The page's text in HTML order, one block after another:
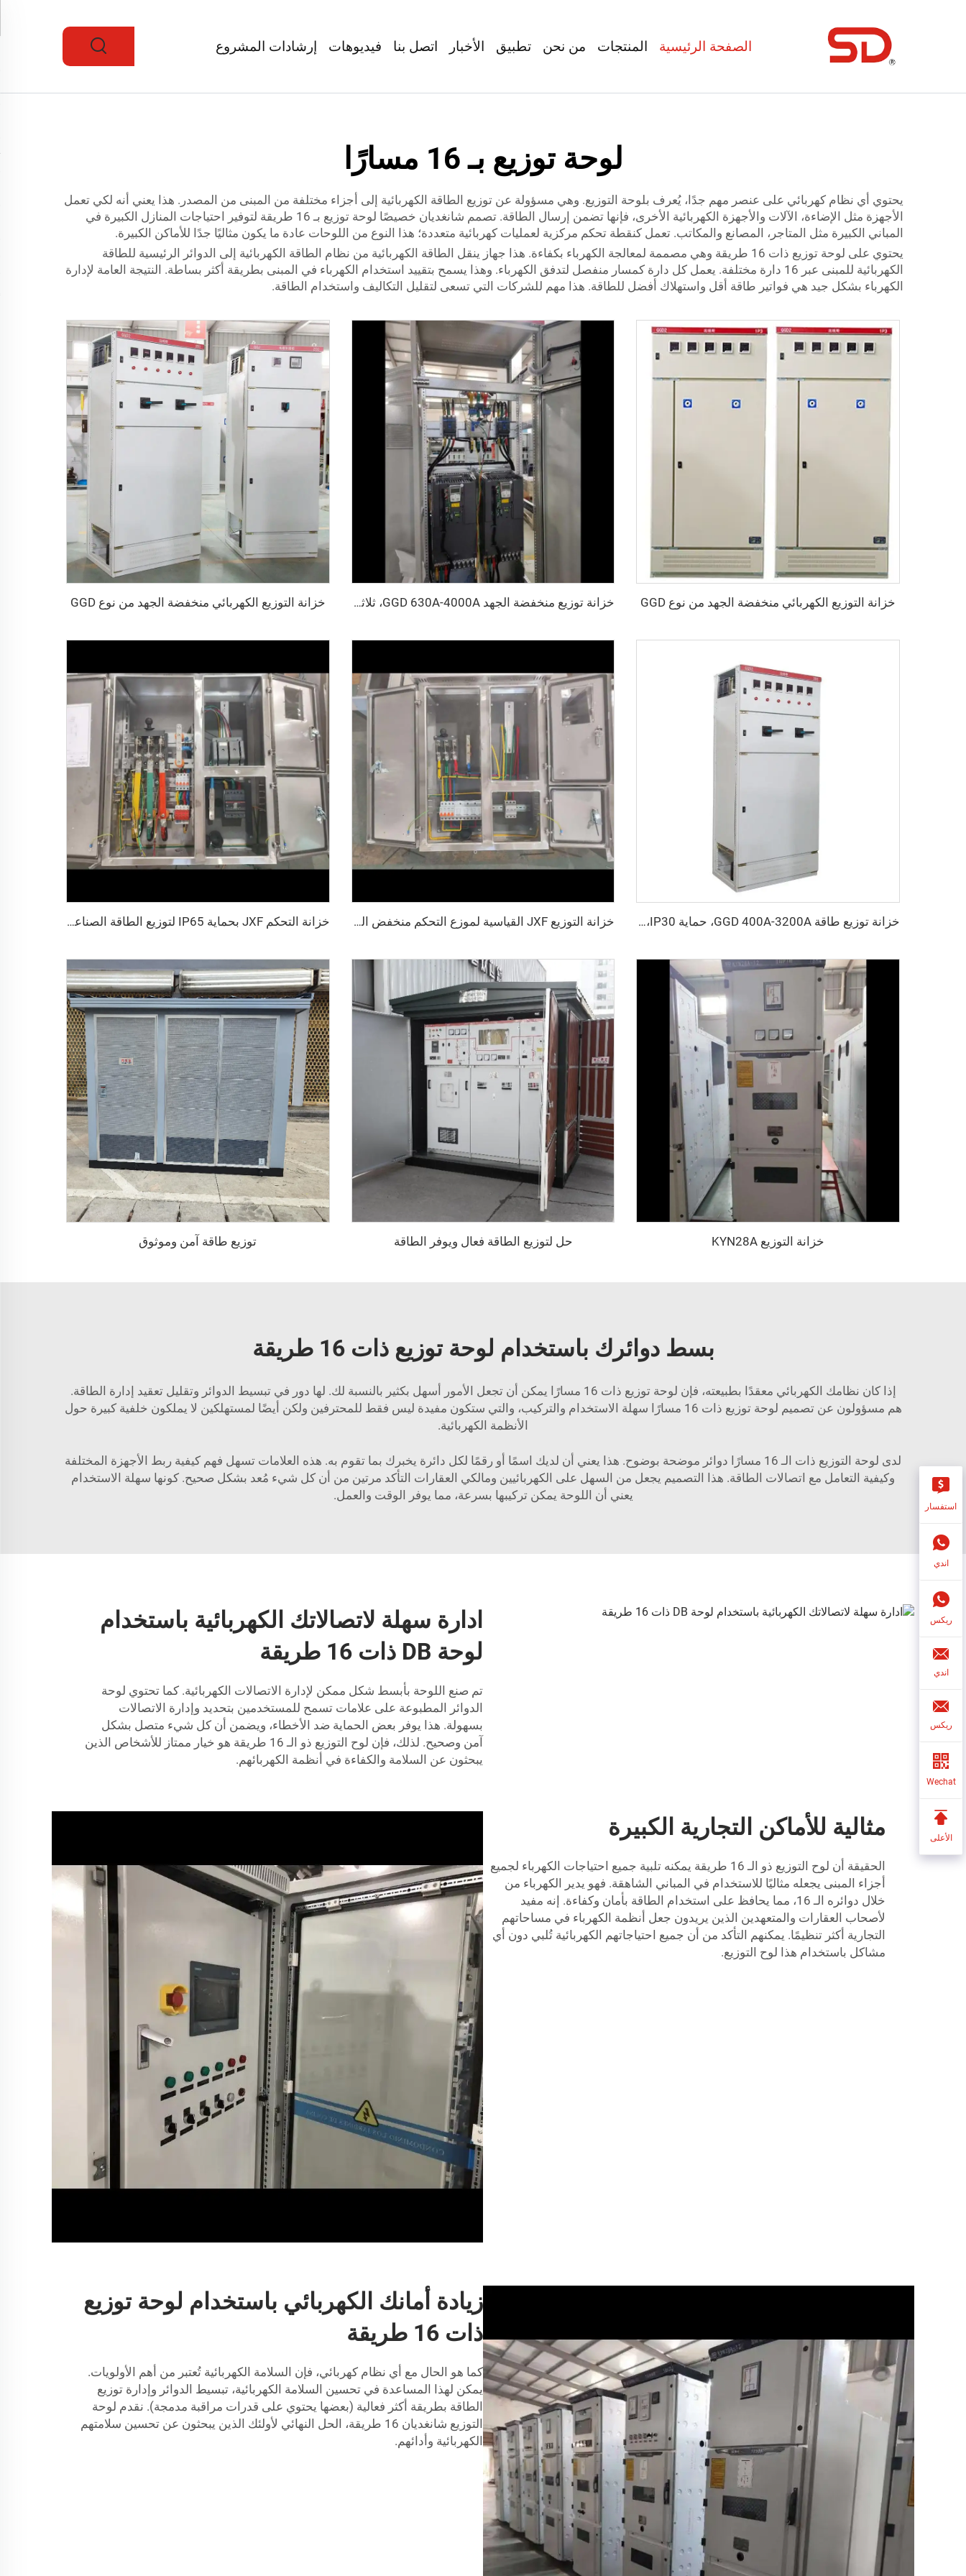
الصفحة الرئيسية المنتجات من نحن تطبيق الأخبار اتصل بنا فيديوهات إرشادات المشروع
لوحة توزيع بـ 16 مسارًا
يحتوي أي نظام كهربائي على عنصر مهم جدًا، يُعرف بلوحة التوزيع. وهي مسؤولة عن توزيع الطاقة الكهربائية إلى أجزاء مختلفة من المبنى من المصدر. هذا يعني أنه لكي تعمل
الأجهزة مثل الإضاءة، الآلات والأجهزة الكهربائية الأخرى، فإنها تضمن إرسال الطاقة. تصمم شانغديان خصيصًا لوحة توزيع بـ 16 طريقة لتوفير احتياجات المنازل الكبيرة في
المباني الكبيرة مثل المتاجر، المصانع والمكاتب. تعمل كنقطة تحكم مركزية لعمليات كهربائية متعددة؛ هذا النوع من اللوحات عادة ما يكون مثاليًا جدًا للأماكن الكبيرة.
يحتوي على لوحة توزيع ذات 16 طريقة وهي مصممة لمعالجة الكهرباء بكفاءة. هذا جهاز ينقل الطاقة الكهربائية من نظام الطاقة الكهربائية إلى الدوائر الرئيسية للطاقة
الكهربائية للمبنى عبر 16 دارة مختلفة. يعمل كل دارة كمسار منفصل لتدفق الكهرباء. وهذا يسمح بتقييد استخدام الكهرباء في المبنى بطريقة أكثر بساطة. النتيجة العامة لإدارة
الكهرباء بشكل جيد هي فواتير طاقة أقل واستهلاك أفضل للطاقة. هذا مهم للشركات التي تسعى لتقليل التكاليف واستخدام الطاقة.
خزانة التوزيع الكهربائي منخفضة الجهد من نوع GGD خزانة توزيع منخفضة الجهد GGD 630A-4000A، ثلاثي الفاز، تصميم معياري خزانة التوزيع الكهربائي منخفضة الجهد من نوع GGD
خزانة توزيع طاقة GGD 400A-3200A، حماية IP30، للاستخدام التجاري والصناعي خزانة التوزيع JXF القياسية لموزع التحكم منخفض الجهد متعدد الاستخدامات خزانة التحكم JXF بحماية IP65 لتوزيع الطاقة الصناعية
خزانة التوزيع KYN28A حل لتوزيع الطاقة فعال ويوفر الطاقة توزيع طاقة آمن وموثوق
بسط دوائرك باستخدام لوحة توزيع ذات 16 طريقة
إذا كان نظامك الكهربائي معقدًا بطبيعته، فإن لوحة توزيع ذات 16 مسارًا يمكن أن تجعل الأمور أسهل بكثير بالنسبة لك. لها دور في تبسيط الدوائر وتقليل تعقيد إدارة الطاقة.
هم مسؤولون عن تصميم لوحة توزيع ذات 16 مسارًا سهلة الاستخدام والتركيب، والتي ستكون مفيدة ليس فقط للمحترفين ولكن أيضًا لمستهلكين لا يملكون خلفية كبيرة حول
الأنظمة الكهربائية.
لدى لوحة التوزيع ذات الـ 16 مسارًا دوائر موضحة بوضوح. هذا يعني أن لديك اسمًا أو رقمًا لكل دائرة يخبرك بما تقوم به. هذه العلامات تسهل فهم كيفية ربط الأجهزة المختلفة
وكيفية التعامل مع اتصالات الطاقة. هذا التصميم يجعل من السهل على الكهربائيين ومالكي العقارات التأكد مرتين من أن كل شيء مُعد بشكل صحيح. كونها سهلة الاستخدام
يعني أن اللوحة يمكن تركيبها بسرعة، مما يوفر الوقت والعمل.
ادارة سهلة لاتصالاتك الكهربائية باستخدام
لوحة DB ذات 16 طريقة
تم صنع اللوحة بأبسط شكل ممكن لإدارة الاتصالات الكهربائية. كما تحتوي لوحة
الدوائر المطبوعة على علامات تسمح للمستخدمين بتحديد وإدارة الاتصالات
بسهولة. هذا يوفر بعض الحماية ضد الأخطاء، ويضمن أن كل شيء متصل بشكل
آمن وصحيح. لذلك، فإن لوح التوزيع ذو الـ 16 طريقة هو خيار ممتاز للأشخاص الذين
يبحثون عن السلامة والكفاءة في أنظمة الكهربائهم.
مثالية للأماكن التجارية الكبيرة
الحقيقة أن لوح التوزيع ذو الـ 16 طريقة يمكنه تلبية جميع احتياجات الكهرباء لجميع
أجزاء المبنى يجعله مثاليًا للاستخدام في المباني الشاهقة. فهو يدير الكهرباء من
خلال دوائره الـ 16، مما يحافظ على استخدام الطاقة بأمان وكفاءة. إنه مفيد
لأصحاب العقارات والمتعهدين الذين يريدون جعل أنظمة الكهرباء في مساحاتهم
التجارية أكثر تنظيمًا. يمكنهم التأكد من أن جميع احتياجاتهم الكهربائية تُلبي دون أي
مشاكل باستخدام هذا لوح التوزيع.
زيادة أمانك الكهربائي باستخدام لوحة توزيع
ذات 16 طريقة
كما هو الحال مع أي نظام كهربائي، فإن السلامة الكهربائية تُعتبر من أهم الأولويات.
يمكن لهذا المساعدة في تحسين السلامة الكهربائية، تبسيط الدوائر وإدارة توزيع
الطاقة بطريقة أكثر فعالية (بعضها يحتوي على قدرات مراقبة مدمجة). نقدم لوحة
التوزيع شانغديان 16 طريقة، الحل النهائي لأولئك الذين يبحثون عن تحسين سلامتهم
الكهربائية وأدائهم.
استفسار
اندي
ريكس
اندي
ريكس
Wechat
الأعلى